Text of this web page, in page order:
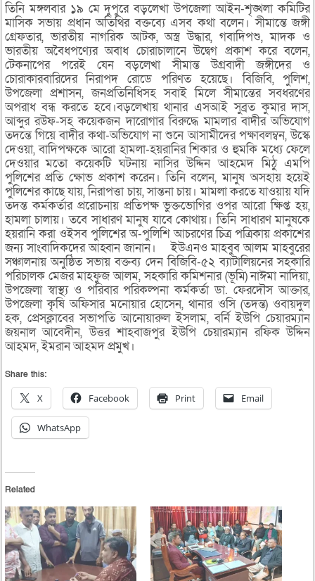
তিনি মঙ্গলবার ১৯ মে দুপুরে বড়লেখা উপজেলা আইন-শৃঙ্খলা কমিটির
মাসিক সভায় প্রধান অতিথির বক্তব্যে এসব কথা বলেন। সীমান্তে জঙ্গী
গ্রেফতার, ভারতীয় নাগরিক আটক, অস্ত্র উদ্ধার, গবাদিপশু, মাদক ও
ভারতীয় অবৈধপণ্যের অবাধ চোরাচালানে উদ্বেগ প্রকাশ করে বলেন,
টেকনাপের পরেই যেন বড়লেখা সীমান্ত উগ্রবাদী জঙ্গীদের ও
চোরাকারবারিদের নিরাপদ রোডে পরিণত হয়েছে। বিজিবি, পুলিশ,
উপজেলা প্রশাসন, জনপ্রতিনিধিসহ সবাই মিলে সীমান্তের সবধরণের
অপরাধ বন্ধ করতে হবে।বড়লেখায় থানার এসআই সুব্রত কুমার দাস,
আব্দুর রউফ-সহ কয়েকজন দারোগার বিরুদ্ধে মামলার বাদীর অভিযোগ
তদন্তে গিয়ে বাদীর কথা-অভিযোগ না শুনে আসামীদের পক্ষাবলম্বন, উস্কে
দেওয়া, বাদিপক্ষকে আরো হামলা-হয়রানির শিকার ও হুমকি মধ্যে ফেলে
দেওয়ার মতো কয়েকটি ঘটনায় নাসির উদ্দিন আহমেদ মিঠু এমপি
পুলিশের প্রতি ক্ষোভ প্রকাশ করেন। তিনি বলেন, মানুষ অসহায় হয়েই
পুলিশের কাছে যায়, নিরাপত্তা চায়, সান্তনা চায়। মামলা করতে যাওয়ায় যদি
তদন্ত কর্মকর্তার প্ররোচনায় প্রতিপক্ষ ভুক্তভোগির ওপর আরো ক্ষিপ্ত হয়,
হামলা চালায়। তবে সাধারণ মানুষ যাবে কোথায়। তিনি সাধারণ মানুষকে
হয়রানি করা ওইসব পুলিশের অ-পুলিশি আচরণের চিত্র পত্রিকায় প্রকাশের
জন্য সাংবাদিকদের আহ্বান জানান। ইউএনও মাহবুব আলম মাহবুরের
সঞ্চালনায় অনুষ্ঠিত সভায় বক্তব্য দেন বিজিবি-৫২ ব্যাটালিয়নের সহকারি
পরিচালক মেজর মাহফুজ আলম, সহকারি কমিশনার (ভূমি) নাঈমা নাদিয়া,
উপজেলা স্বাস্থ্য ও পরিবার পরিকল্পনা কর্মকর্তা ডা. ফেরদৌস আক্তার,
উপজেলা কৃষি অফিসার মনোয়ার হোসেন, থানার ওসি (তদন্ত) ওবায়দুল
হক, প্রেসক্লাবের সভাপতি আনোয়ারুল ইসলাম, বর্নি ইউপি চেয়ারম্যান
জয়নাল আবেদীন, উত্তর শাহবাজপুর ইউপি চেয়ারম্যান রফিক উদ্দিন
আহমদ, ইমরান আহমদ প্রমুখ।
Share this:
X Facebook Print Email
WhatsApp
Related